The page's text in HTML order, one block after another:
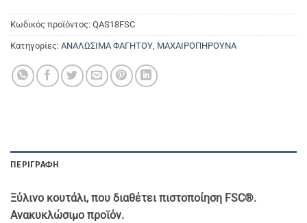
Κωδικός προϊόντος: QAS18FSC
Κατηγορίες: ΑΝΑΛΩΣΙΜΑ ΦΑΓΗΤΟΥ ΜΑΧΑΙΡΟΠΗΡΟΥΝΑ
ΠΕΡΙΓΡΑΦΉ
Ξύλινο κουτάλι, που διαθέτει πιστοποίηση FSC®.
Ανακυκλώσιμο προϊόν.